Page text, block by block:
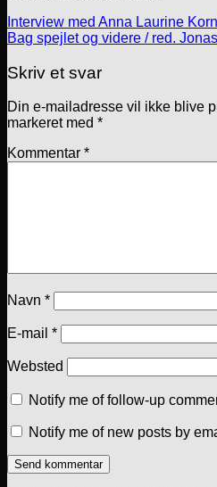
Interview med Anna Laurine
Bag spejlet og videre / red.
Skriv et svar
Din e-mailadresse vil ikke blive
markeret med *
Kommentar *
Navn *
E-mail *
Websted
Notify me of follow-up
Notify me of new posts by